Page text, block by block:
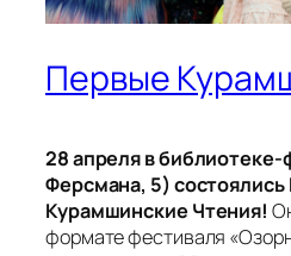
Первые
28 апреля в
Ферсмана, 5)
Курамшинские Чтения!
формате фестиваля